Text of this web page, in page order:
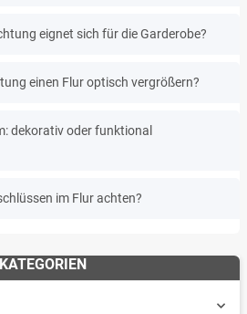
eignet sich für die Garderobe?
einen Flur optisch vergrößern?
dekorativ oder funktional
im Flur achten?
KATEGORIEN